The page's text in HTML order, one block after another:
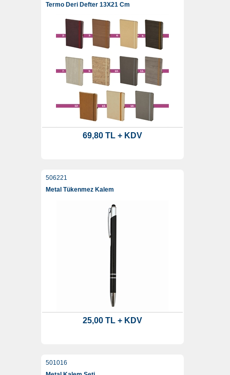
Termo Deri Defter 13X21 Cm
69,80 TL + KDV
506221
Metal Tükenmez Kalem
25,00 TL + KDV
501016